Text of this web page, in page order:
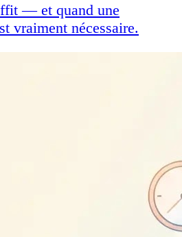
— et quand une
vraiment nécessaire.